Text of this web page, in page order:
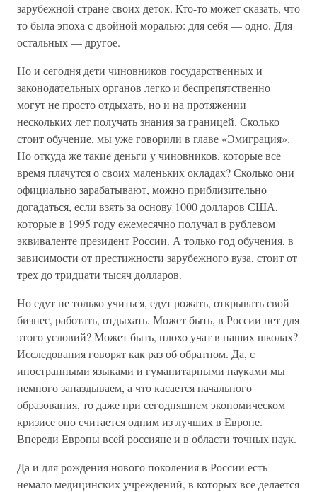
зарубежной стране своих деток. Кто-то может сказать, что
то была эпоха с двойной моралью: для себя — одно. Для
остальных — другое.
Но и сегодня дети чиновников государственных и
законодательных органов легко и беспрепятственно
могут не просто отдыхать, но и на протяжении
нескольких лет получать знания за границей. Сколько
стоит обучение, мы уже говорили в главе «Эмиграция».
Но откуда же такие деньги у чиновников, которые все
время плачутся о своих маленьких окладах? Сколько они
официально зарабатывают, можно приблизительно
догадаться, если взять за основу 1000 долларов США,
которые в 1995 году ежемесячно получал в рублевом
эквиваленте президент России. А только год обучения, в
зависимости от престижности зарубежного вуза, стоит от
трех до тридцати тысяч долларов.
Но едут не только учиться, едут рожать, открывать свой
бизнес, работать, отдыхать. Может быть, в России нет для
этого условий? Может быть, плохо учат в наших школах?
Исследования говорят как раз об обратном. Да, с
иностранными языками и гуманитарными науками мы
немного запаздываем, а что касается начального
образования, то даже при сегодняшнем экономическом
кризисе оно считается одним из лучших в Европе.
Впереди Европы всей россияне и в области точных наук.
Да и для рождения нового поколения в России есть
немало медицинских учреждений, в которых все делается